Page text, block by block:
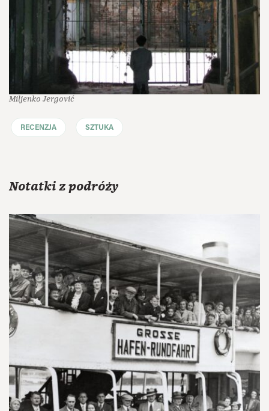
Miljenko Jergović
RECENZJA SZTUKA
Notatki z podróży